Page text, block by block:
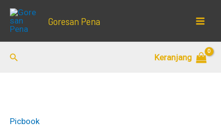
Lewati
Goresan Pena
Cari Keranjang
Picbook